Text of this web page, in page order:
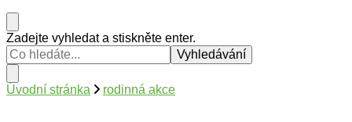
Hledáte
něco
?
Zadejte vyhledat a stiskněte enter.
Úvodní stránka rodinná akce